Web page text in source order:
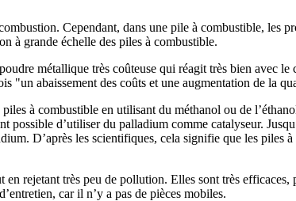
Cependant, dans une pile à combustible, les
à grande échelle des piles à combustible.
métallique très coûteuse qui réagit très bien avec
"un abaissement des coûts et une augmentation de la
à combustible en utilisant du méthanol ou de
d’utiliser du palladium comme catalyseur.
D’après les scientifiques, cela signifie que les piles
rejetant très peu de pollution. Elles sont très
car il n’y a pas de pièces mobiles.